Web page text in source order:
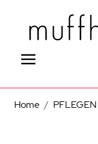
Home / PFLEGEN